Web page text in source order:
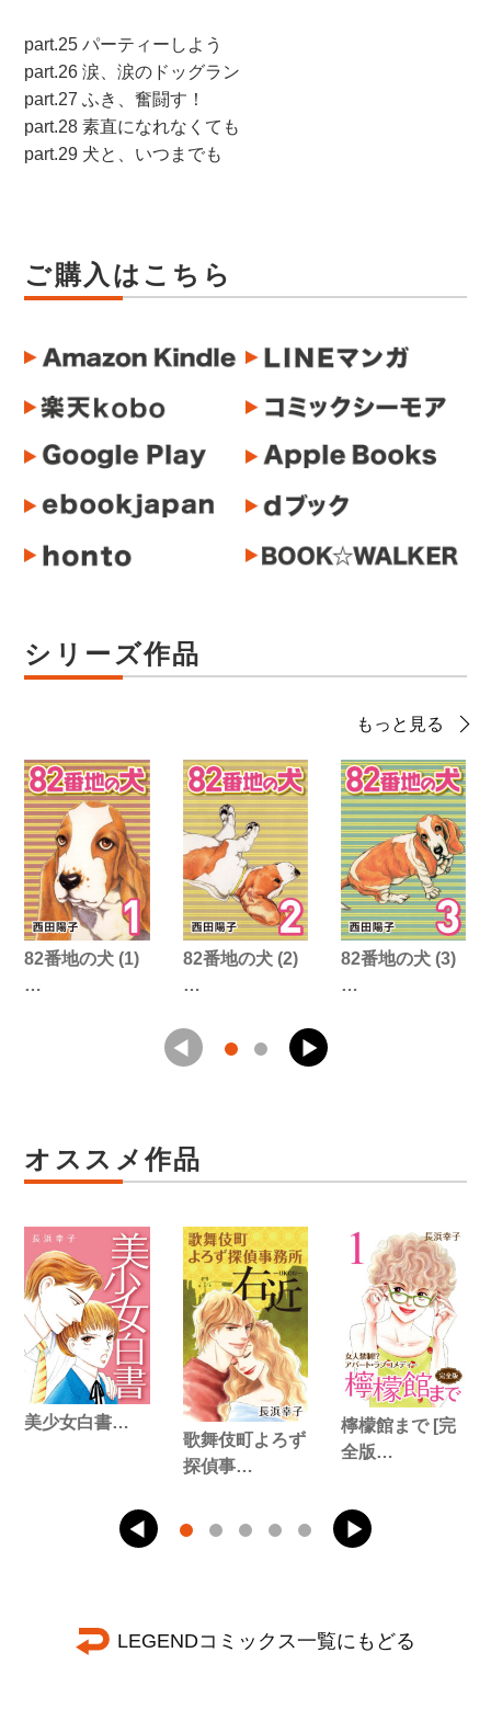
part.25 パーティーしよう
part.26 涙、涙のドッグラン
part.27 ふき、奮闘す！
part.28 素直になれなくても
part.29 犬と、いつまでも
ご購入はこちら
シリーズ作品
もっと見る
82番地の犬 (1)
…
82番地の犬 (2)
…
82番地の犬 (3)
…
オススメ作品
美少女白書…
歌舞伎町よろず
探偵事…
檸檬館まで [完
全版…
LEGENDコミックス一覧にもどる